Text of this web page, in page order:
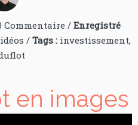
Commentaire / Enregistré
/ Tags : investissement,
en images